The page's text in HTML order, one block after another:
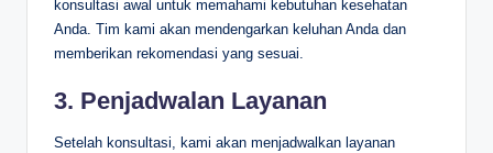
konsultasi awal untuk memahami kebutuhan kesehatan
Anda. Tim kami akan mendengarkan keluhan Anda dan
memberikan rekomendasi yang sesuai.
3. Penjadwalan Layanan
Setelah konsultasi, kami akan menjadwalkan layanan